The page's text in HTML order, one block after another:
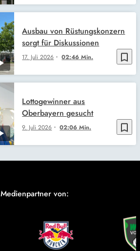
bookmark_border
17. Juli 2026 02:46 Min.
Ausbau von Rüstungskonzern
sorgt für Diskussionen
bookmark_border
9. Juli 2026 02:06 Min.
Lottogewinner aus
Oberbayern gesucht
Medienpartner von: